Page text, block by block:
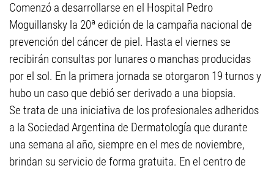
Comenzó a desarrollarse en el Hospital Pedro
Moguillansky la 20ª edición de la campaña nacional de
prevención del cáncer de piel. Hasta el viernes se
recibirán consultas por lunares o manchas producidas
por el sol. En la primera jornada se otorgaron 19 turnos y
hubo un caso que debió ser derivado a una biopsia.
Se trata de una iniciativa de los profesionales adheridos
a la Sociedad Argentina de Dermatología que durante
una semana al año, siempre en el mes de noviembre,
brindan su servicio de forma gratuita. En el centro de